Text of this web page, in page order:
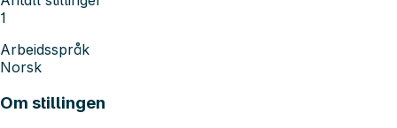
1
Arbeidsspråk
Norsk
Om stillingen